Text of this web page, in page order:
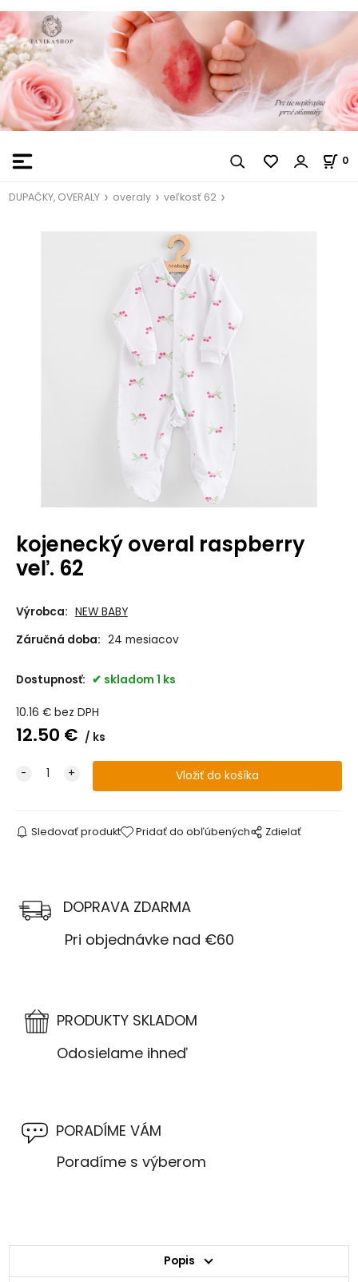
0
DUPAČKY, OVERALY overaly veľkosť 62
kojenecký overal raspberry
veľ. 62
Výrobca: NEW BABY
Záručná doba: 24 mesiacov
Dostupnosť: skladom 1 ks
10.16 € bez DPH
12.50 € ks
Sledovať produkt Pridať do obľúbených Zdielať
DOPRAVA ZDARMA
Pri objednávke nad €60
PRODUKTY SKLADOM
Odosielame ihneď
PORADÍME VÁM
Poradíme s výberom
Popis